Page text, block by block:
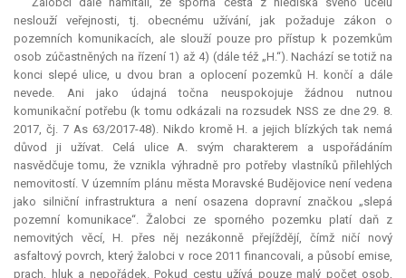
neslouží veřejnosti, tj. obecnému užívání, jak požaduje zákon o
pozemních komunikacích, ale slouží pouze pro přístup k pozemkům
osob zúčastněných na řízení 1) až 4) (dále též „H.“). Nachází se totiž na
konci slepé ulice, u dvou bran a oplocení pozemků H. končí a dále
nevede. Ani jako údajná točna neuspokojuje žádnou nutnou
komunikační potřebu (k tomu odkázali na rozsudek NSS ze dne 29. 8.
2017, čj. 7 As 63/2017-48). Nikdo kromě H. a jejich blízkých tak nemá
důvod ji užívat. Celá ulice A. svým charakterem a uspořádáním
nasvědčuje tomu, že vznikla výhradně pro potřeby vlastníků přilehlých
nemovitostí. V územním plánu města Moravské Budějovice není vedena
jako silniční infrastruktura a není osazena dopravní značkou „slepá
pozemní komunikace“. Žalobci ze sporného pozemku platí daň z
nemovitých věcí, H. přes něj nezákonně přejíždějí, čímž ničí nový
asfaltový povrch, který žalobci v roce 2011 financovali, a působí emise,
prach, hluk a nepořádek. Pokud cestu užívá pouze malý počet osob,